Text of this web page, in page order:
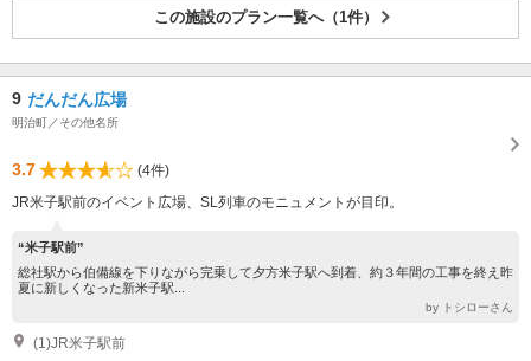
この施設のプラン一覧へ（1件）
9 だんだん広場
明治町／その他名所
3.7
(4件)
JR米子駅前のイベント広場、SL列車のモニュメントが目印。
“米子駅前”
総社駅から伯備線を下りながら完乗して夕方米子駅へ到着、約３年間の工事を終え昨
夏に新しくなった新米子駅...
by トシローさん
(1)JR米子駅前